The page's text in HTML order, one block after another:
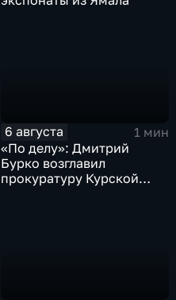
6 августа
1 мин
«По делу»: Дмитрий
Бурко возглавил
прокуратуру Курской